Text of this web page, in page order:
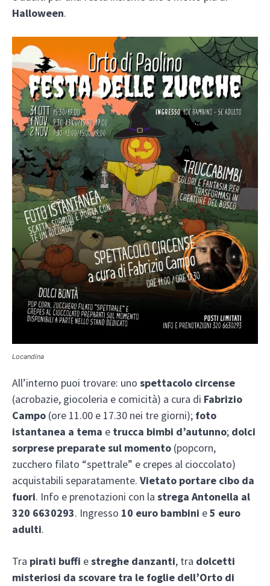
Halloween.
Locandina
All’interno puoi trovare: uno spettacolo circense
(acrobazie, giocoleria e comicità) a cura di Fabrizio
Campo (ore 11.00 e 17.30 nei tre giorni); foto
istantanea a tema e trucca bimbi d’autunno; dolci
sorprese preparate sul momento (popcorn,
zucchero filato “spettrale” e crepes al cioccolato)
acquistabili separatamente. Vietato portare cibo da
fuori. Info e prenotazioni con la strega Antonella al
320 6630293. Ingresso 10 euro bambini e5 euro
adulti.
Tra pirati buffi estreghe danzanti, tra dolcetti
misteriosi da scovare tra le foglie dell’Orto di